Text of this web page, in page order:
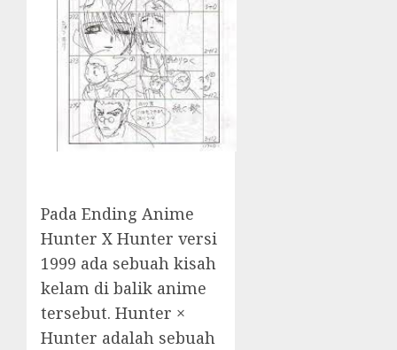
Pada Ending Anime
Hunter X Hunter versi
1999 ada sebuah kisah
kelam di balik anime
tersebut. Hunter ×
Hunter adalah sebuah